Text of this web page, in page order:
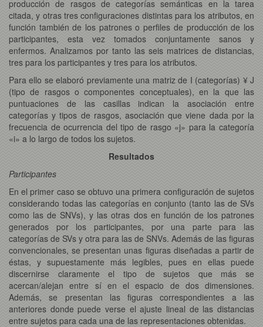
producción de rasgos de categorías semánticas en la tarea
citada, y otras tres configuraciones distintas para los atributos, en
función también de los patrones o perfiles de producción de los
participantes, esta vez tomados conjuntamente sanos y
enfermos. Analizamos por tanto las seis matrices de distancias,
tres para los participantes y tres para los atributos.
Para ello se elaboró previamente una matriz de I (categorías) ¥ J
(tipo de rasgos o componentes conceptuales), en la que las
puntuaciones de las casillas indican la asociación entre
categorías y tipos de rasgos, asociación que viene dada por la
frecuencia de ocurrencia del tipo de rasgo «j» para la categoría
«i» a lo largo de todos los sujetos.
Resultados
Participantes
En el primer caso se obtuvo una primera configuración de sujetos
considerando todas las categorías en conjunto (tanto las de SVs
como las de SNVs), y las otras dos en función de los patrones
generados por los participantes, por una parte para las
categorías de SVs y otra para las de SNVs. Además de las figuras
convencionales, se presentan unas figuras diseñadas a partir de
éstas, y supuestamente más legibles, pues en ellas puede
discernirse claramente el tipo de sujetos que más se
acercan/alejan entre sí en el espacio de dos dimensiones.
Además, se presentan las figuras correspondientes a las
anteriores donde puede verse el ajuste lineal de las distancias
entre sujetos para cada una de las representaciones obtenidas.